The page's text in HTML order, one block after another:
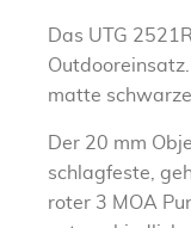
Das UTG
matte
Der 20 mm
schlagfeste,
roter 3 MOA